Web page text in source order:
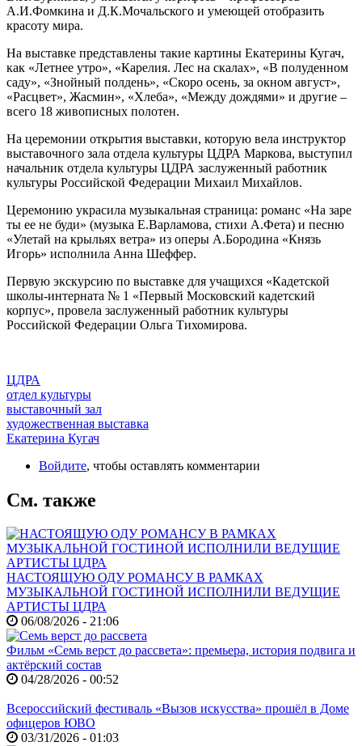
А.И.Фомкина и Д.К.Мочальского и умеющей отобразить
красоту мира.
На выставке представлены такие картины Екатерины Кугач,
как «Летнее утро», «Карелия. Лес на скалах», «В полуденном
саду», «Знойный полдень», «Скоро осень, за окном август»,
«Расцвет», Жасмин», «Хлеба», «Между дождями» и другие –
всего 18 живописных полотен.
На церемонии открытия выставки, которую вела инструктор
выставочного зала отдела культуры ЦДРА Маркова, выступил
начальник отдела культуры ЦДРА заслуженный работник
культуры Российской Федерации Михаил Михайлов.
Церемонию украсила музыкальная страница: романс «На заре
ты ее не буди» (музыка Е.Варламова, стихи А.Фета) и песню
«Улетай на крыльях ветра» из оперы А.Бородина «Князь
Игорь» исполнила Анна Шеффер.
Первую экскурсию по выставке для учащихся «Кадетской
школы-интерната № 1 «Первый Московский кадетский
корпус», провела заслуженный работник культуры
Российской Федерации Ольга Тихомирова.
ЦДРА
отдел культуры
выставочный зал
художественная выставка
Екатерина Кугач
Войдите, чтобы оставлять комментарии
См. также
НАСТОЯЩУЮ ОДУ РОМАНСУ В РАМКАХ
МУЗЫКАЛЬНОЙ ГОСТИНОЙ ИСПОЛНИЛИ ВЕДУЩИЕ
АРТИСТЫ ЦДРА
06/08/2026 - 21:06
Фильм «Семь верст до рассвета»: премьера, история подвига и
актёрский состав
04/28/2026 - 00:52
Всероссийский фестиваль «Вызов искусства» прошёл в Доме
офицеров ЮВО
03/31/2026 - 01:03